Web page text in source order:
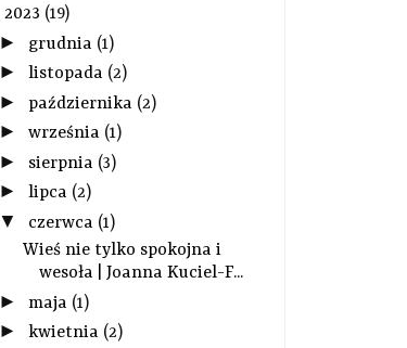
2023 (19)
► grudnia (1)
► listopada (2)
► października (2)
► września (1)
► sierpnia (3)
► lipca (2)
▼ czerwca (1)
Wieś nie tylko spokojna i
wesoła | Joanna Kuciel-F...
► maja (1)
► kwietnia (2)